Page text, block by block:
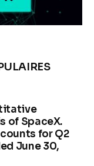
of SpaceX.
for Q2
June 30,